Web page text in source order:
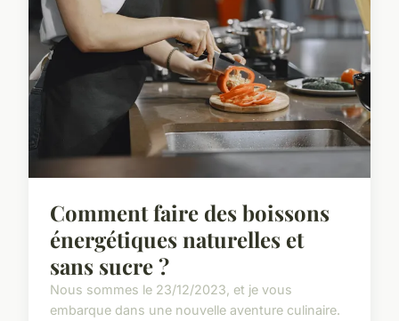
Comment faire des boissons
énergétiques naturelles et
sans sucre ?
Nous sommes le 23/12/2023, et je vous
embarque dans une nouvelle aventure culinaire.